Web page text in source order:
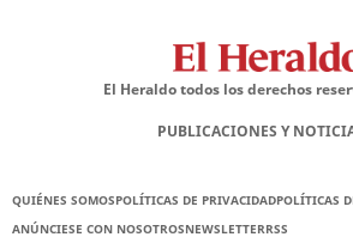
El Heraldo todos los derechos
PUBLICACIONES Y
QUIÉNES SOMOSPOLÍTICAS DE PRIVACIDADPOLÍTICAS
ANÚNCIESE CON NOSOTROSNEWSLETTERRSS